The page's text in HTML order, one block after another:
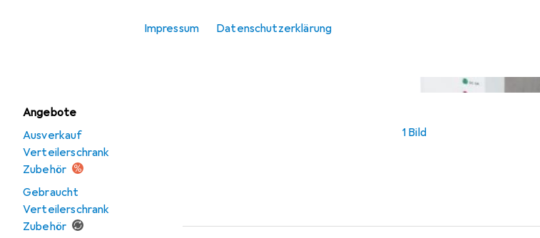
Impressum Datenschutzerklärung
Angebote
Ausverkauf
Verteilerschrank
Zubehör
Gebraucht
Verteilerschrank
Zubehör
1 Bild